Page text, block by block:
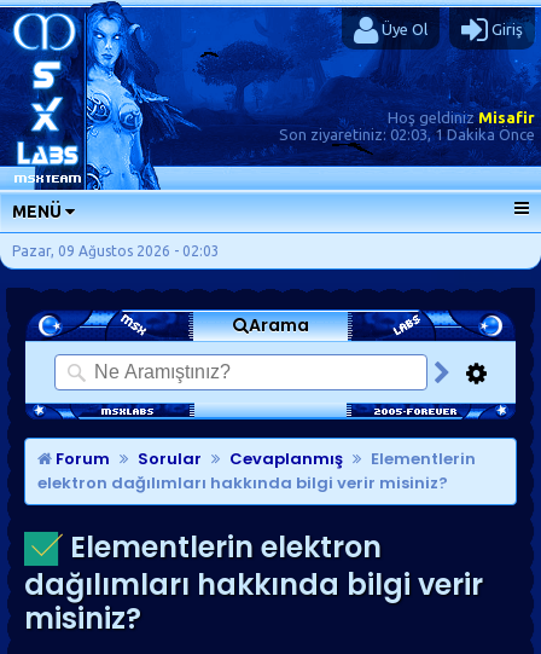
Üye Ol Giriş
Hoş geldinizMisafir
Son ziyaretiniz: 02:03, 1 Dakika Önce
MENÜ
ANA SAYFA
FORUMLAR
SORU-CEVAP
GÜNLÜKLER
SON MESAJLAR
KISAYOLLAR
Pazar, 09 Ağustos 2026 - 02:03
Arama
Forum Sorular Cevaplanmış
Elementlerin
elektron dağılımları hakkında bilgi verir misiniz?
Elementlerin elektron
dağılımları hakkında bilgi verir
misiniz?